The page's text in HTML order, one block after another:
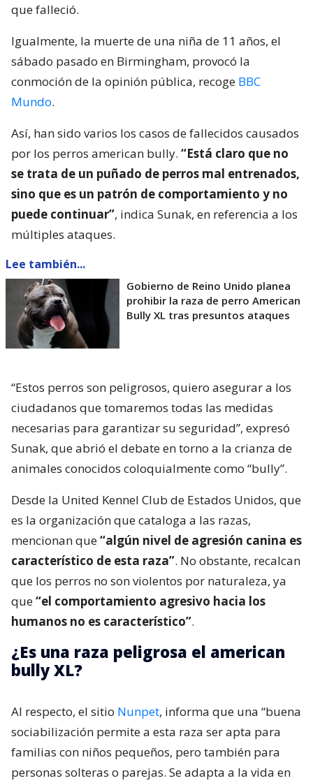
que falleció.
Igualmente, la muerte de una niña de 11 años, el
sábado pasado en Birmingham, provocó la
conmoción de la opinión pública, recoge BBC
Mundo.
Así, han sido varios los casos de fallecidos causados
por los perros american bully. “Está claro que no
se trata de un puñado de perros mal entrenados,
sino que es un patrón de comportamiento y no
puede continuar”, indica Sunak, en referencia a los
múltiples ataques.
Lee también...
Gobierno de Reino Unido planea
prohibir la raza de perro American
Bully XL tras presuntos ataques
“Estos perros son peligrosos, quiero asegurar a los
ciudadanos que tomaremos todas las medidas
necesarias para garantizar su seguridad”, expresó
Sunak, que abrió el debate en torno a la crianza de
animales conocidos coloquialmente como “bully”.
Desde la United Kennel Club de Estados Unidos, que
es la organización que cataloga a las razas,
mencionan que“algún nivel de agresión canina es
característico de esta raza”. No obstante, recalcan
que los perros no son violentos por naturaleza, ya
que“el comportamiento agresivo hacia los
humanos no es característico”.
¿Es una raza peligrosa el american
bully XL?
Al respecto, el sitio Nunpet, informa que una “buena
sociabilización permite a esta raza ser apta para
familias con niños pequeños, pero también para
personas solteras o parejas. Se adapta a la vida en